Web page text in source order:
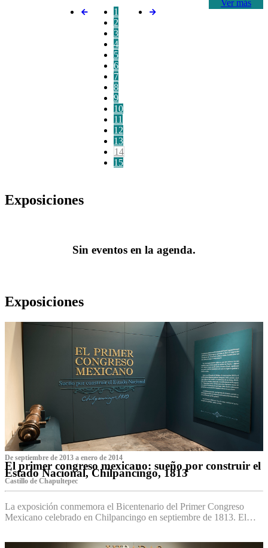
Ver más
1
2
3
4
5
6
7
8
9
10
11
12
13
14
15
Exposiciones
Sin eventos en la agenda.
Exposiciones
De septiembre de 2013 a enero de 2014
El primer congreso mexicano: sueño por construir el
Estado Nacional, Chilpancingo, 1813
Castillo de Chapultepec
La exposición conmemora el Bicentenario del Primer Congreso
Mexicano celebrado en Chilpancingo en septiembre de 1813. El…